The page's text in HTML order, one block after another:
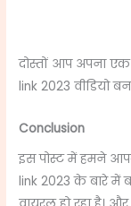
दोस्तों आप अपना
link 2023 वीडियो
Conclusion
इस पोस्ट में हमने
link 2023 के बारे में